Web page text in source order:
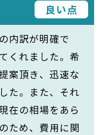
良い点
内訳が明確で
くれました。希
案頂き、迅速な
た。また、それ
在の相場をあら
ため、費用に関